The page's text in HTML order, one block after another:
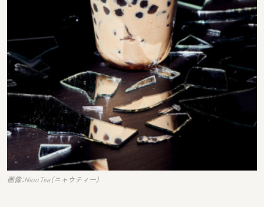
画像：Niou Tea（ニャウティー）